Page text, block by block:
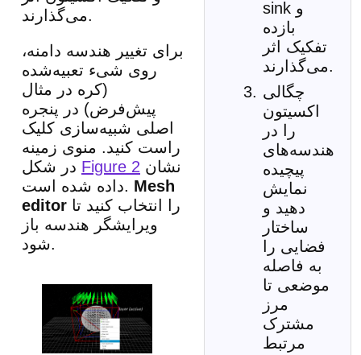
sink و
بازده
تفکیک اثر
می‌گذارند.
چگالی
اکسیتون
را در
هندسه‌های
پیچیده
نمایش
دهید و
ساختار
فضایی را
به فاصله
موضعی تا
مرز
مشترک
مرتبط
می‌گذارند.
برای تغییر هندسه دامنه،
روی شیء تعبیه‌شده
(کره در مثال
پیش‌فرض) در پنجره
اصلی شبیه‌سازی کلیک
راست کنید. منوی زمینه
Figure 2
داده شده است. Mesh
editor
ویرایشگر هندسه باز
شود.